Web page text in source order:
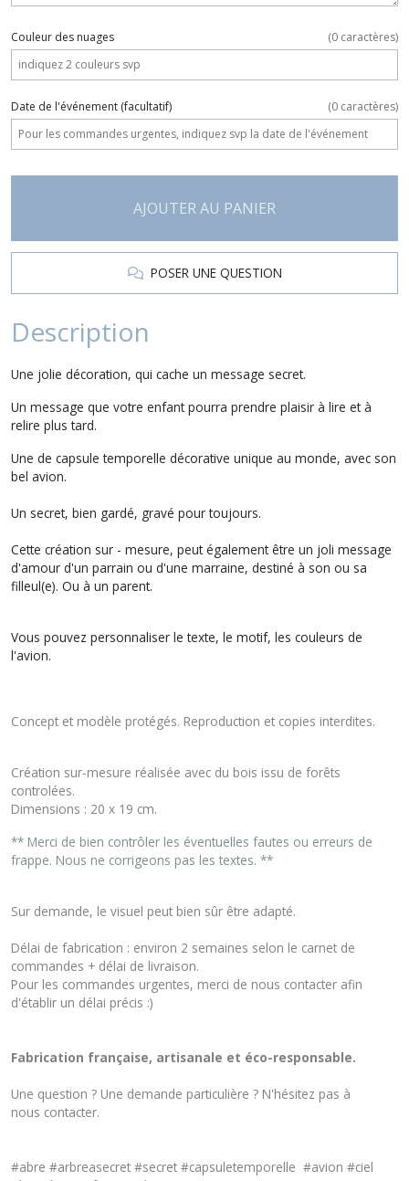
Couleur des nuages (0 caractères)
Date de l'événement (facultatif) (0 caractères)
AJOUTER AU PANIER
POSER UNE QUESTION
Description
Une jolie décoration, qui cache un message secret.
Un message que votre enfant pourra prendre plaisir à lire et à
relire plus tard.
Une de capsule temporelle décorative unique au monde, avec son
bel avion.
Un secret, bien gardé, gravé pour toujours.
Cette création sur - mesure, peut également être un joli message
d'amour d'un parrain ou d'une marraine, destiné à son ou sa
filleul(e). Ou à un parent.
Vous pouvez personnaliser le texte, le motif, les couleurs de
l'avion.
Concept et modèle protégés. Reproduction et copies interdites.
Création sur-mesure réalisée avec du bois issu de forêts
controlées.
Dimensions : 20 x 19 cm.
** Merci de bien contrôler les éventuelles fautes ou erreurs de
frappe. Nous ne corrigeons pas les textes. **
Sur demande, le visuel peut bien sûr être adapté.
Délai de fabrication : environ 2 semaines selon le carnet de
commandes + délai de livraison.
Pour les commandes urgentes, merci de nous contacter afin
d'établir un délai précis :)
Fabrication française, artisanale et éco-responsable.
Une question ? Une demande particulière ? N'hésitez pas à
nous contacter.
#abre #arbreasecret #secret #capsuletemporelle #avion #ciel